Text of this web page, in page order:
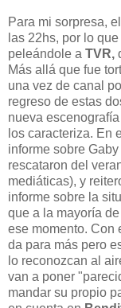
Para mi sorpresa,
las 22hs, por lo
peleándole a TVR,
Más allá que fue
una vez de canal
regreso de estas
nueva
los caracteriza. En
informe sobre
rescataron del
mediáticas), y
informe sobre la
que a la mayoría
ese momento. Con
da para más pero
lo reconozcan al
van a poner
mandar su propio